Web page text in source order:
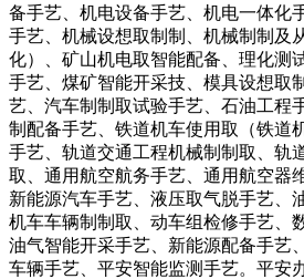
备手艺、机电设备手艺、机电一体化
手艺、机械设想取制制、机械制制及
化）、矿山机电取智能配备、理化测
手艺、煤矿智能开采技、模具设想取
艺、汽车制制取试验手艺、石油工程
制配备手艺、铁道机车使用取（铁道
手艺、轨道交通工程机械制制取、轨
取、通用航空航务手艺、通用航空器
新能源汽车手艺、液压取气脱手艺、
机车车辆制制取、动车组检修手艺、
油气智能开采手艺、新能源配备手艺
车辆手艺、平安智能监测手艺。平安